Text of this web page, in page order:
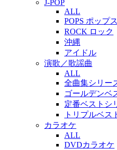
J-POP
ALL
POPS ポップス
ROCK ロック
沖縄
アイドル
演歌／歌謡曲
ALL
全曲集シリー
ゴールデンベ
定番ベストシ
トリプルベス
カラオケ
ALL
DVDカラオケ